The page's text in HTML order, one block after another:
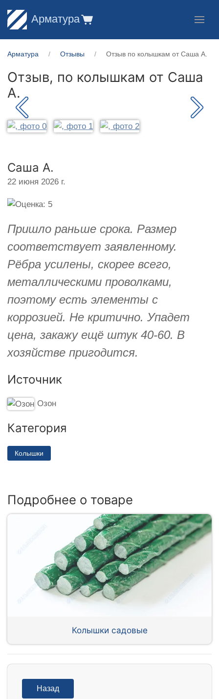
Арматура
Арматура Отзывы Отзыв по колышкам от Саша А.
Отзыв, по колышкам от Саша
А.
Саша А.
22 июня 2026 г.
Пришло раньше срока. Размер
соответствует заявленному.
Рёбра усилены, скорее всего,
металлическими проволками,
поэтому есть элементы с
коррозией. Не критично. Упадет
цена, закажу ещё штук 40-60. В
хозяйстве пригодится.
Источник
Озон
Категория
Колышки
Подробнее о товаре
Колышки садовые
Назад